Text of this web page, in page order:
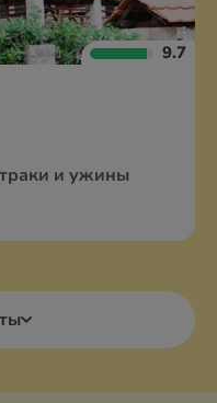
9.7
и ужины